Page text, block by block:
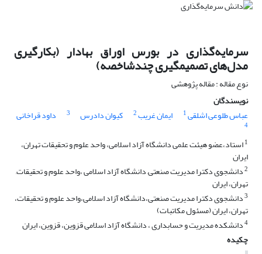
سرمایه‌گذاری در بورس اوراق بهادار (بکارگیری
مدل‌های تصمیمگیری چند‌شاخصه)
نوع مقاله : مقاله پژوهشی
نویسندگان
عباس طلوعی اشلقی1 ایمان غریب2 کیوان دادرس 3 داود قراخانی
4
1استاد،عضو هیئت علمی دانشگاه آزاد اسلامی، واحد علوم و تحقیقات تهران،
ایران
2دانشجوی دکترا مدیریت صنعتی, دانشگاه آزاد اسلامی ،واحد علوم و تحقیقات,
تهران، ایران
3دانشجوی دکترا مدیریت صنعتی،دانشگاه آزاد اسلامی،واحد علوم و تحقیقات،
تهران، ایران (مسئول مکاتبات)
4دانشکده مدیریت و حسابداری ، دانشگاه آزاد اسلامی قزوین، قزوین، ایران
چکیده